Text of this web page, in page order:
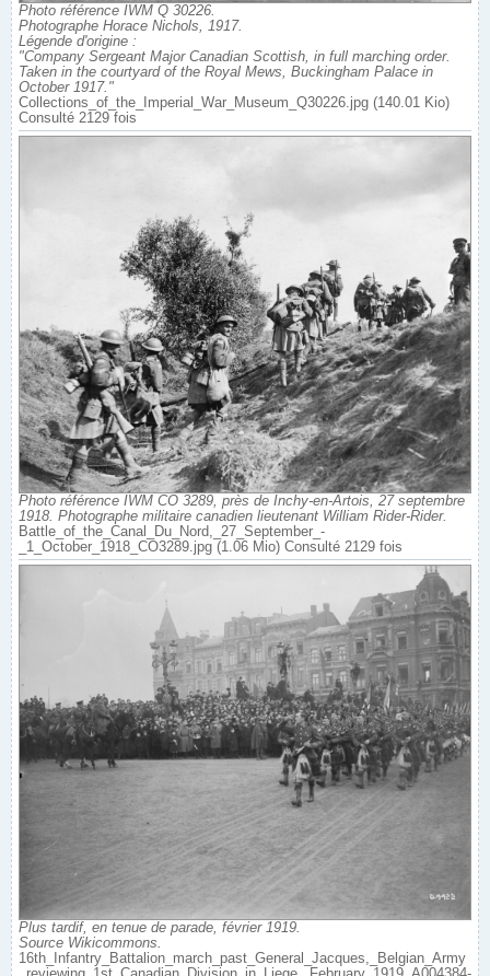
Photo référence IWM Q 30226.
Photographe Horace Nichols, 1917.
Légende d'origine :
"Company Sergeant Major Canadian Scottish, in full marching order.
Taken in the courtyard of the Royal Mews, Buckingham Palace in
October 1917."
Collections_of_the_Imperial_War_Museum_Q30226.jpg (140.01 Kio)
Consulté 2129 fois
Photo référence IWM CO 3289, près de Inchy-en-Artois, 27 septembre
1918. Photographe militaire canadien lieutenant William Rider-Rider.
Battle_of_the_Canal_Du_Nord,_27_September_-
_1_October_1918_CO3289.jpg (1.06 Mio) Consulté 2129 fois
Plus tardif, en tenue de parade, février 1919.
Source Wikicommons.
16th_Infantry_Battalion_march_past_General_Jacques,_Belgian_Army